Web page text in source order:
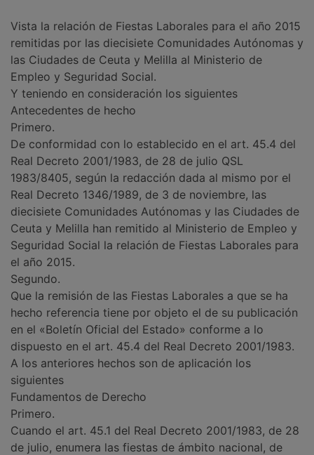
Vista la relación de Fiestas Laborales para el año 2015
remitidas por las diecisiete Comunidades Autónomas y
las Ciudades de Ceuta y Melilla al Ministerio de
Empleo y Seguridad Social.
Y teniendo en consideración los siguientes
Antecedentes de hecho
Primero.
De conformidad con lo establecido en el art. 45.4 del
Real Decreto 2001/1983, de 28 de julio QSL
1983/8405, según la redacción dada al mismo por el
Real Decreto 1346/1989, de 3 de noviembre, las
diecisiete Comunidades Autónomas y las Ciudades de
Ceuta y Melilla han remitido al Ministerio de Empleo y
Seguridad Social la relación de Fiestas Laborales para
el año 2015.
Segundo.
Que la remisión de las Fiestas Laborales a que se ha
hecho referencia tiene por objeto el de su publicación
en el «Boletín Oficial del Estado» conforme a lo
dispuesto en el art. 45.4 del Real Decreto 2001/1983.
A los anteriores hechos son de aplicación los
siguientes
Fundamentos de Derecho
Primero.
Cuando el art. 45.1 del Real Decreto 2001/1983, de 28
de julio, enumera las fiestas de ámbito nacional, de